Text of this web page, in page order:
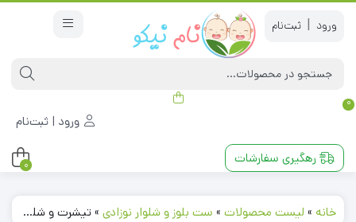
|
0
ورود | ثبت‌نام
رهگیری سفارشات 0
خانه » لیست محصولات » ست بلوز و شلوار نوزادی »تیشرت و شلوار پسرانه آستین کوتاه طرح سگ نگهبان یقه گرد مشکی رنگ